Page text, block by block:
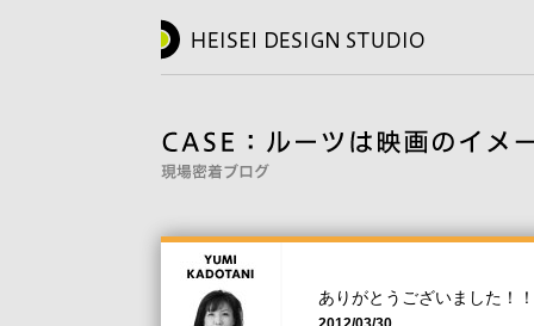
ありがとうございました！！